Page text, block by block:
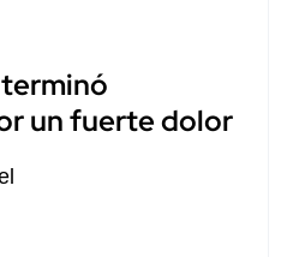
un fuerte dolor